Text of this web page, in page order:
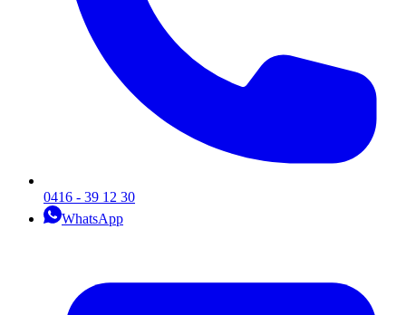
0416 - 39 12 30
WhatsApp